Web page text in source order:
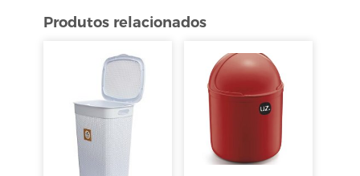
Produtos relacionados